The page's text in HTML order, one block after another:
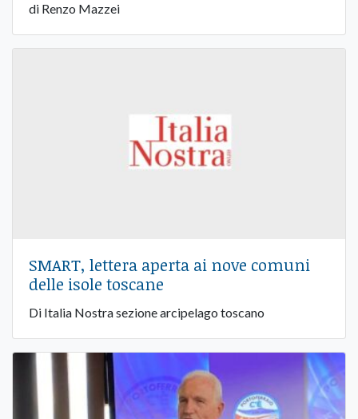
di Renzo Mazzei
SMART, lettera aperta ai nove comuni
delle isole toscane
Di Italia Nostra sezione arcipelago toscano